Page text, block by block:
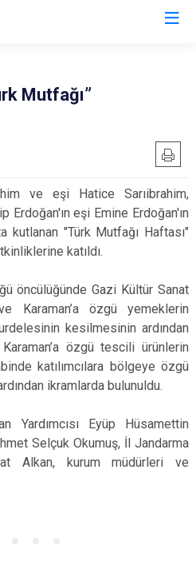
Mutfağı”
ve eşi Hatice Sarıibrahim,
Erdoğan'ın eşi Emine Erdoğan'ın
kutlanan "Türk Mutfağı Haftası"
katıldı.
öncülüğünde Gazi Kültür Sanat
Karaman’a özgü yemeklerin
kesilmesinin ardından
özgü tescili ürünlerin
katılımcılara bölgeye özgü
ikramlarda bulunuldu.
Yardımcısı Eyüp Hüsamettin
Selçuk Okumuş, İl Jandarma
Alkan, kurum müdürleri ve